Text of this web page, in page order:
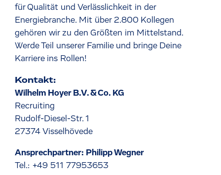
für Qualität und Verlässlichkeit in der
Energiebranche. Mit über 2.800 Kollegen
gehören wir zu den Größten im Mittelstand.
Werde Teil unserer Familie und bringe Deine
Karriere ins Rollen!
Kontakt:
Wilhelm Hoyer B.V. & Co. KG
Recruiting
Rudolf-Diesel-Str. 1
27374 Visselhövede
Ansprechpartner: Philipp Wegner
Tel.: +49 511 77953653